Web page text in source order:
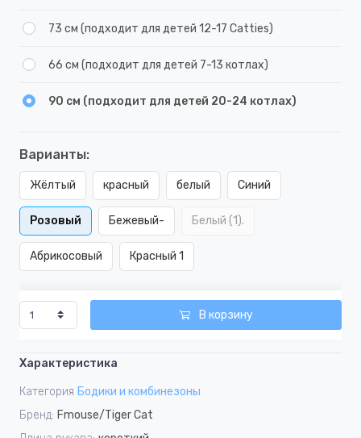
73 см (подходит для детей 12-17 Catties)
66 см (подходит для детей 7-13 котлах)
90 см (подходит для детей 20-24 котлах)
Варианты:
Жёлтый красный белый Синий
Розовый Бежевый- Белый (1).
Абрикосовый Красный 1
В корзину
Характеристика
Категория Бодики и комбинезоны
Бренд: Fmouse/Tiger Cat